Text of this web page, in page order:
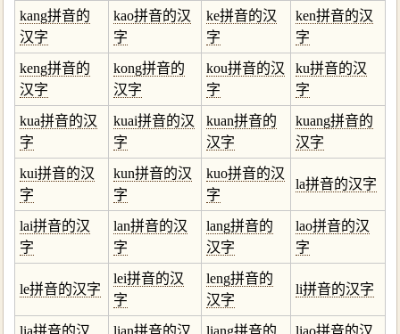
kang拼音的
汉字
kao拼音的汉
字
ke拼音的汉
字
ken拼音的汉
字
keng拼音的
汉字
kong拼音的
汉字
kou拼音的汉
字
ku拼音的汉
字
kua拼音的汉
字
kuai拼音的汉
字
kuan拼音的
汉字
kuang拼音的
汉字
kui拼音的汉
字
kun拼音的汉
字
kuo拼音的汉
字
la拼音的汉字
lai拼音的汉
字
lan拼音的汉
字
lang拼音的
汉字
lao拼音的汉
字
le拼音的汉字
lei拼音的汉
字
leng拼音的
汉字
li拼音的汉字
lia拼音的汉
lian拼音的汉
liang拼音的
liao拼音的汉